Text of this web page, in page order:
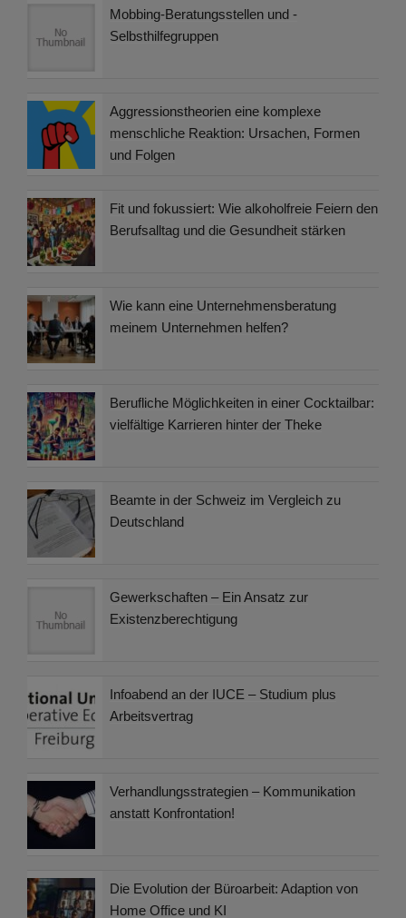
Mobbing-Beratungsstellen und -
Selbsthilfegruppen
Aggressionstheorien eine komplexe
menschliche Reaktion: Ursachen, Formen
und Folgen
Fit und fokussiert: Wie alkoholfreie Feiern den
Berufsalltag und die Gesundheit stärken
Wie kann eine Unternehmensberatung
meinem Unternehmen helfen?
Berufliche Möglichkeiten in einer Cocktailbar:
vielfältige Karrieren hinter der Theke
Beamte in der Schweiz im Vergleich zu
Deutschland
Gewerkschaften – Ein Ansatz zur
Existenzberechtigung
Infoabend an der IUCE – Studium plus
Arbeitsvertrag
Verhandlungsstrategien – Kommunikation
anstatt Konfrontation!
Die Evolution der Büroarbeit: Adaption von
Home Office und KI